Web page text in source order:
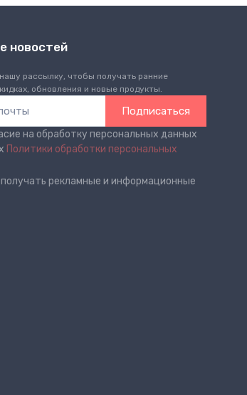
новостей
рассылку, чтобы получать ранние
обновления и новые продукты.
Подписаться
на обработку персональных данных
Политики обработки персональных
получать рекламные и информационные